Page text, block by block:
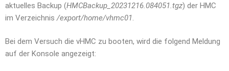
aktuelles Backup (HMCBackup_20231216.084051.tgz) der HMC
im Verzeichnis /export/home/vhmc01
Bei dem Versuch die vHMC zu booten, wird die folgend Meldung
auf der Konsole angezeigt: